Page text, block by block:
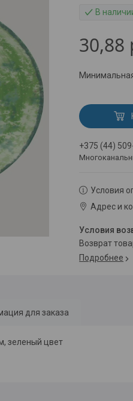
В
30,88
+375 (44)
Условия
Адрес и
возврат
Подробнее
для заказа
зеленый цвет